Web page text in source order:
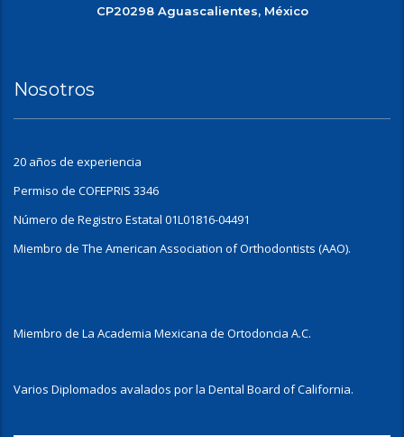
CP20298 Aguascalientes, México
Nosotros
20 años de experiencia
Permiso de COFEPRIS 3346
Número de Registro Estatal 01L01816-04491
Miembro de The American Association of Orthodontists (AAO).
Miembro de La Academia Mexicana de Ortodoncia A.C.
Varios Diplomados avalados por la Dental Board of California.